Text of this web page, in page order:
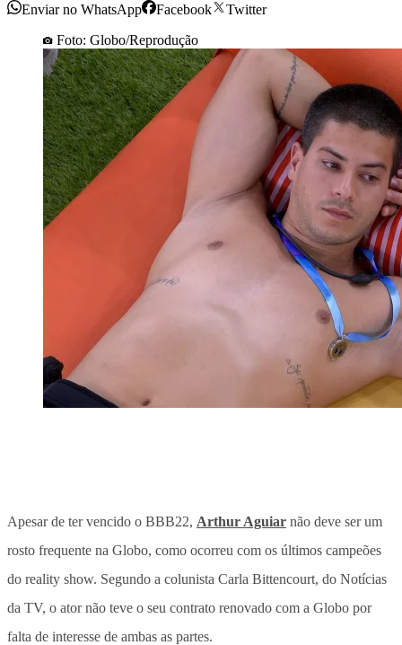
Enviar no WhatsApp Facebook
Twitter
Foto: Globo/Reprodução
Apesar de ter vencido o BBB22, Arthur Aguiar não deve ser um
rosto frequente na Globo, como ocorreu com os últimos campeões
do reality show. Segundo a colunista Carla Bittencourt, do Notícias
da TV, o ator não teve o seu contrato renovado com a Globo por
falta de interesse de ambas as partes.